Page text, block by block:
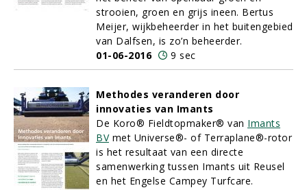
strooien, groen en grijs ineen. Bertus
Meijer, wijkbeheerder in het buitengebied
van Dalfsen, is zo’n beheerder.
01-06-2016
9 sec
Methodes veranderen door
innovaties van Imants
De Koro® Fieldtopmaker® van Imants
BVmet Universe®- of Terraplane®-rotor
is het resultaat van een directe
samenwerking tussen Imants uit Reusel
en het Engelse Campey Turfcare.